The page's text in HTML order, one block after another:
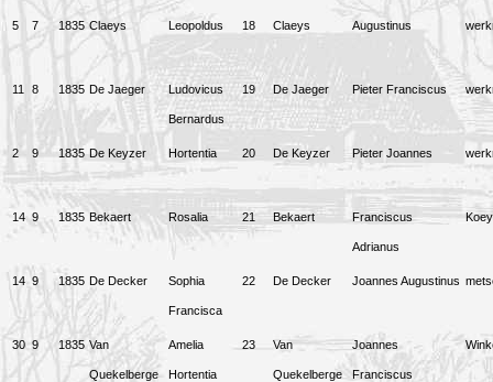
5 7 1835 Claeys Leopoldus 18 Claeys Augustinus
11 8 1835 De Jaeger Ludovicus
Bernardus
19 De Jaeger Pieter Franciscus
2 9 1835 De Keyzer Hortentia 20 De Keyzer Pieter Joannes
14 9 1835 Bekaert Rosalia 21 Bekaert Franciscus
Adrianus
14 9 1835 De Decker Sophia
Francisca
22 De Decker Joannes Augustinus
30 9 1835 Van
Quekelberge
Amelia
Hortentia
23 Van
Quekelberge
Joannes
Franciscus